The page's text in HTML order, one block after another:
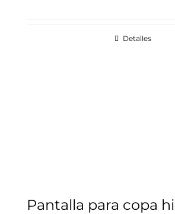
Detalles
Pantalla para copa